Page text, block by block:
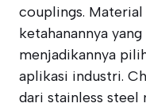
couplings.
ketahanannya
menjadikannya
aplikasi industri.
dari stainless steel